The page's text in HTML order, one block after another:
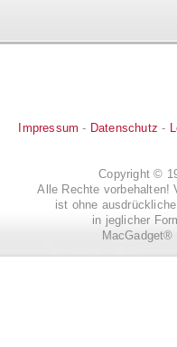
Impressum - Datenschutz -
Copyright ©
Alle Rechte vorbehalten!
ist ohne
in jeglicher
MacGadget®